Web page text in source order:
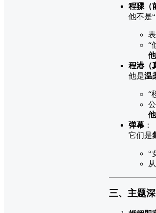
程骤（
他不是
“
程港（
他是温
“
弹幕 ：
它们是
“
三、主题